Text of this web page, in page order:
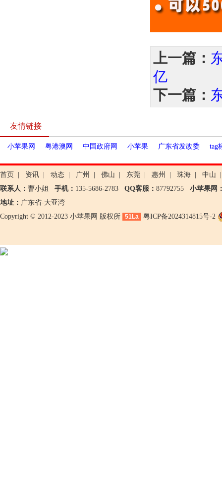
上一篇：
亿
下一篇：
友情链接
小苹果网 粤港澳网 中国政府网 小苹果 广东省发改委 tag
首页 资讯 动态 广州 佛山 东莞 惠州 珠海 中山
联系人： 曹小姐 手机： 135-5686-2783 QQ客服： 87792755 小苹果网
地址： 广东省-大亚湾
Copyright © 2012-2023 小苹果网 版权所
51La 粤ICP备2024314815号-2